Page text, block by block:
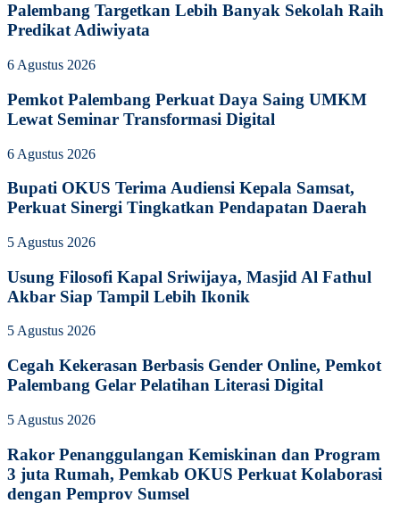
Palembang Targetkan Lebih Banyak Sekolah Raih
Predikat Adiwiyata
6 Agustus 2026
Pemkot Palembang Perkuat Daya Saing UMKM
Lewat Seminar Transformasi Digital
6 Agustus 2026
Bupati OKUS Terima Audiensi Kepala Samsat,
Perkuat Sinergi Tingkatkan Pendapatan Daerah
5 Agustus 2026
Usung Filosofi Kapal Sriwijaya, Masjid Al Fathul
Akbar Siap Tampil Lebih Ikonik
5 Agustus 2026
Cegah Kekerasan Berbasis Gender Online, Pemkot
Palembang Gelar Pelatihan Literasi Digital
5 Agustus 2026
Rakor Penanggulangan Kemiskinan dan Program
3 juta Rumah, Pemkab OKUS Perkuat Kolaborasi
dengan Pemprov Sumsel